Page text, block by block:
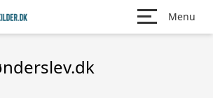
Menu